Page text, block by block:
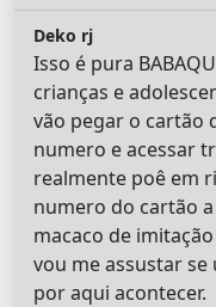
Deko rj
Isso é pura
crianças e
vão pegar o cartão
numero e acessar
realmente poê em
numero do cartão
macaco de
vou me assustar se
por aqui acontecer.